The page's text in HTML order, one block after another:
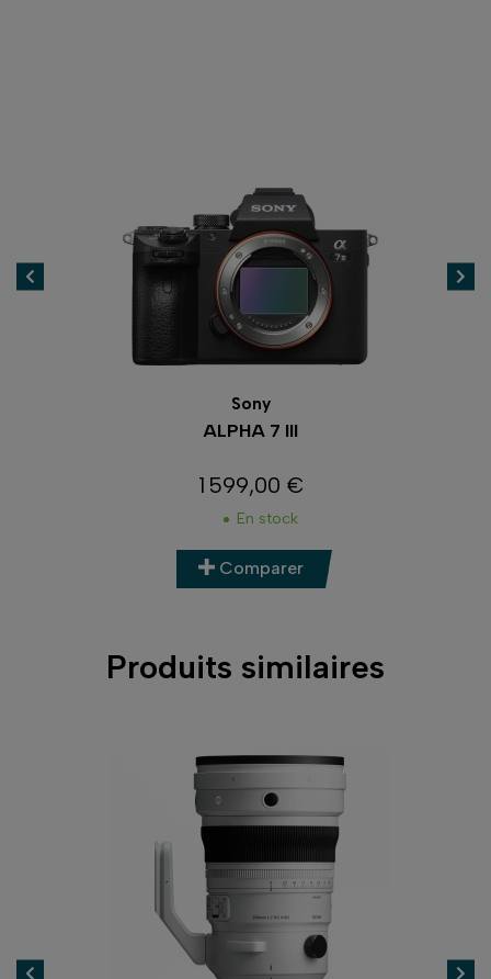
Sony
ALPHA 7 III
Prix
1 599,00 €
En stock
Comparer
Produits similaires